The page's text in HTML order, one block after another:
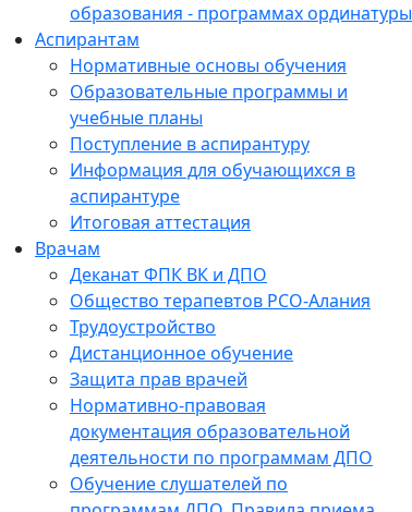
образования - программах ординатуры
Аспирантам
Нормативные основы обучения
Образовательные программы и
учебные планы
Поступление в аспирантуру
Информация для обучающихся в
аспирантуре
Итоговая аттестация
Врачам
Деканат ФПК ВК и ДПО
Общество терапевтов РСО-Алания
Трудоустройство
Дистанционное обучение
Защита прав врачей
Нормативно-правовая
документация образовательной
деятельности по программам ДПО
Обучение слушателей по